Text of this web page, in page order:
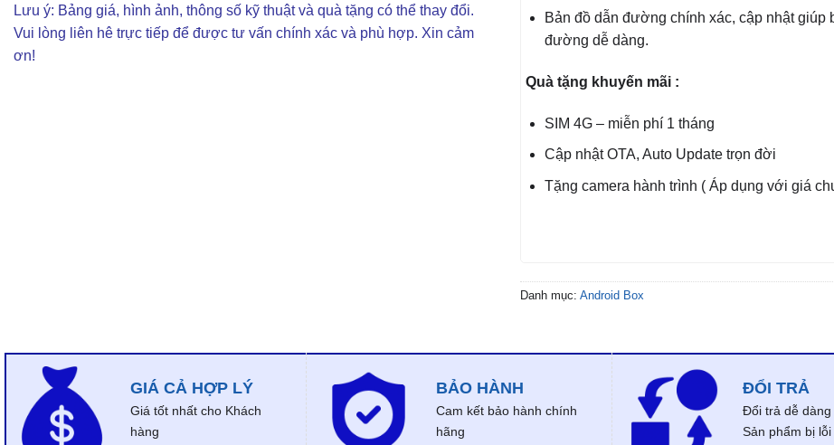
Lưu ý: Bảng giá, hình ảnh, thông số kỹ thuật và quà tặng có thể thay đổi.
Vui lòng liên hê trực tiếp để được tư vấn chính xác và phù hợp. Xin cảm
ơn!
Bản đồ dẫn đường chính xác, cập nhật giúp
đường dễ dàng.
Quà tặng khuyến mãi :
SIM 4G – miễn phí 1 tháng
Cập nhật OTA, Auto Update trọn đời
Tặng camera hành trình ( Áp dụng với giá
Danh mục: Android Box
GIÁ CẢ HỢP LÝ
Giá tốt nhất cho Khách
hàng
BẢO HÀNH
Cam kết bảo hành chính
hãng
ĐỔI TRẢ
Đổi trả dễ dàng
Sản phẩm bị lỗi